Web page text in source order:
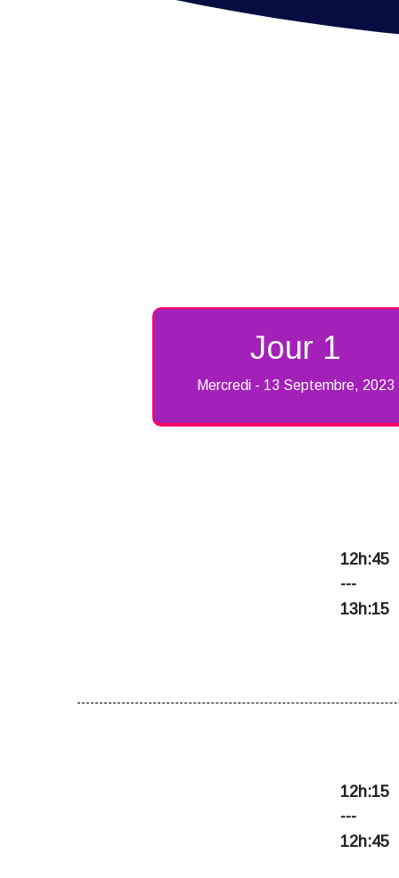
Jour 1
Mercredi - 13 Septembre, 2023
12h:45
---
13h:15
12h:15
---
12h:45